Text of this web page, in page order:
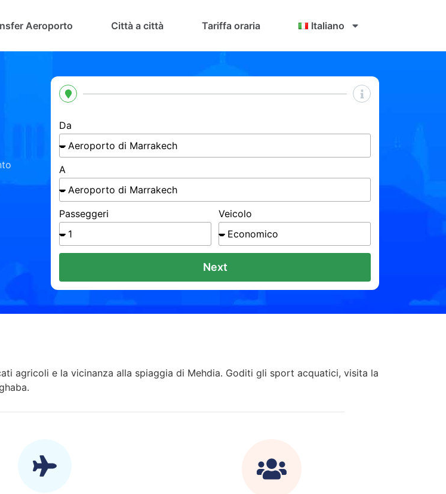
Aeroporto Città a città Tariffa oraria Italiano
Da
A
Passeggeri Veicolo
Next
agricoli e la vicinanza alla spiaggia di Mehdia. Goditi gli sport acquatici, visita la